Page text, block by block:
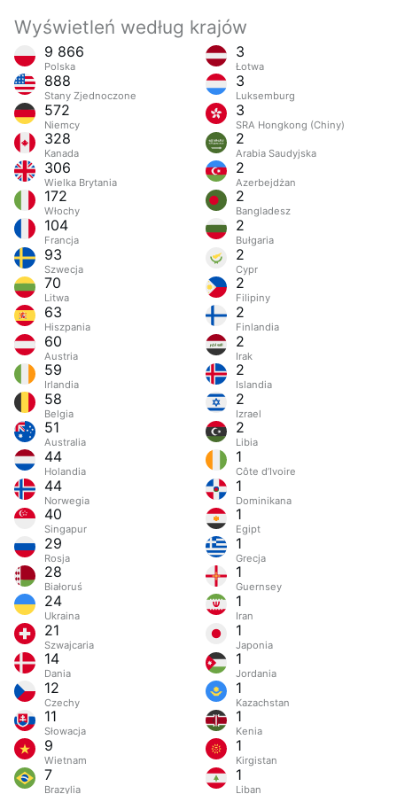
Wyświetleń według krajów
9 866
Polska
888
Stany Zjednoczone
572
Niemcy
328
Kanada
306
Wielka Brytania
172
Włochy
104
Francja
93
Szwecja
70
Litwa
63
Hiszpania
60
Austria
59
Irlandia
58
Belgia
51
Australia
44
Holandia
44
Norwegia
40
Singapur
29
Rosja
28
Białoruś
24
Ukraina
21
Szwajcaria
14
Dania
12
Czechy
11
Słowacja
9
Wietnam
7
Brazylia
3
Łotwa
3
Luksemburg
3
SRA Hongkong (Chiny)
2
Arabia Saudyjska
2
Azerbejdżan
2
Bangladesz
2
Bułgaria
2
Cypr
2
Filipiny
2
Finlandia
2
Irak
2
Islandia
2
Izrael
2
Libia
1
Côte d’Ivoire
1
Dominikana
1
Egipt
1
Grecja
1
Guernsey
1
Iran
1
Japonia
1
Jordania
1
Kazachstan
1
Kenia
1
Kirgistan
1
Liban